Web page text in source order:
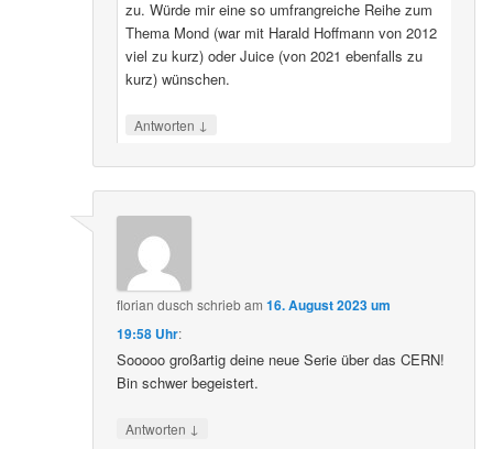
zu. Würde mir eine so umfrangreiche Reihe zum
Thema Mond (war mit Harald Hoffmann von 2012
viel zu kurz) oder Juice (von 2021 ebenfalls zu
kurz) wünschen.
Antworten ↓
florian dusch schriebam16. August 2023 um
19:58 Uhr:
Sooooo großartig deine neue Serie über das CERN!
Bin schwer begeistert.
Antworten ↓